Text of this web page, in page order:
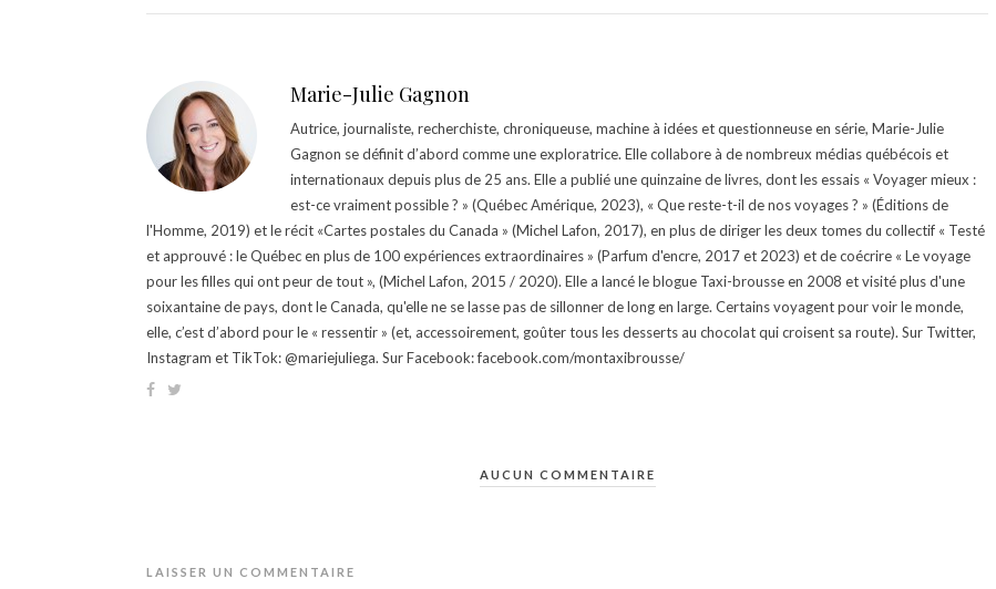
Marie-Julie Gagnon
Autrice, journaliste, recherchiste, chroniqueuse, machine à idées et questionneuse en série, Marie-Julie
Gagnon se définit d’abord comme une exploratrice. Elle collabore à de nombreux médias québécois et
internationaux depuis plus de 25 ans. Elle a publié une quinzaine de livres, dont les essais « Voyager mieux :
est-ce vraiment possible ? » (Québec Amérique, 2023), « Que reste-t-il de nos voyages ? » (Éditions de
l'Homme, 2019) et le récit «Cartes postales du Canada » (Michel Lafon, 2017), en plus de diriger les deux tomes du collectif « Testé
et approuvé : le Québec en plus de 100 expériences extraordinaires » (Parfum d'encre, 2017 et 2023) et de coécrire « Le voyage
pour les filles qui ont peur de tout », (Michel Lafon, 2015 / 2020). Elle a lancé le blogue Taxi-brousse en 2008 et visité plus d'une
soixantaine de pays, dont le Canada, qu'elle ne se lasse pas de sillonner de long en large. Certains voyagent pour voir le monde,
elle, c’est d’abord pour le « ressentir » (et, accessoirement, goûter tous les desserts au chocolat qui croisent sa route). Sur Twitter,
Instagram et TikTok: @mariejuliega. Sur Facebook: facebook.com/montaxibrousse/
AUCUN COMMENTAIRE
LAISSER UN COMMENTAIRE